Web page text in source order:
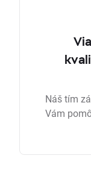
Náš tím
Vám